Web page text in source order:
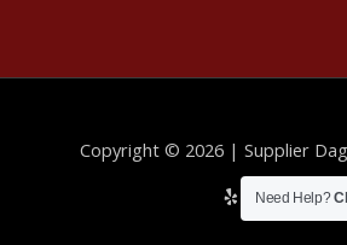
Copyright © 2026 | Supplier
Need Help?